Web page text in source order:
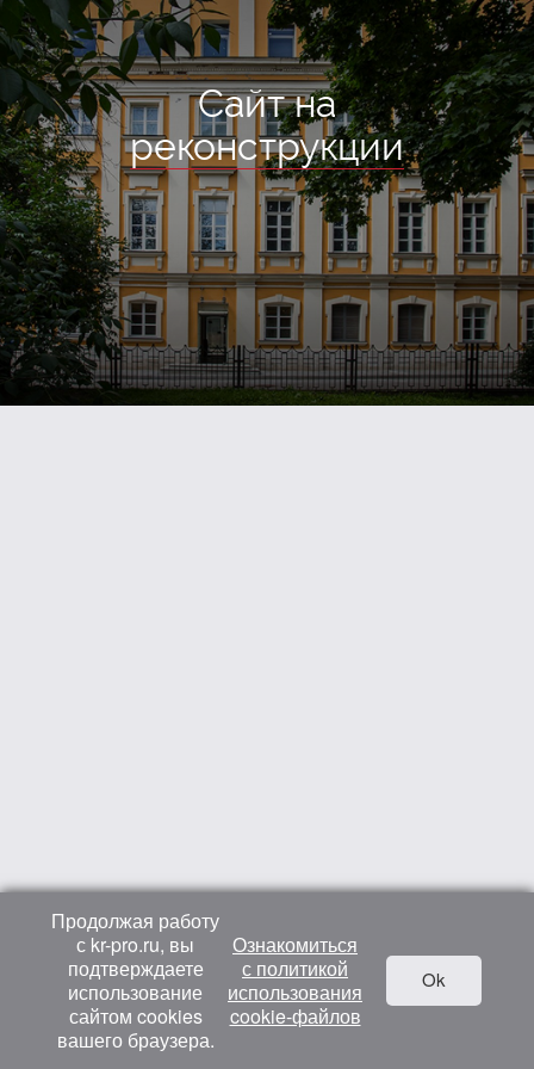
Сайт на
реконструкции
Продолжая работу
с kr-pro.ru, вы
подтверждаете
использование
сайтом cookies
вашего браузера.
Ознакомиться
с политикой
использования
cookie-файлов
Ok